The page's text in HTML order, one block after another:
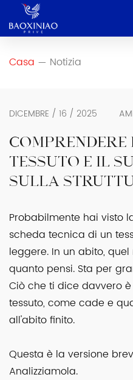
Casa — Notizia
DICEMBRE / 16 / 2025
COMPRENDERE
TESSUTO E IL
SULLA
Probabilmente hai visto
scheda tecnica di un
leggere. In un abito,
quanto pensi. Sta per
Ciò che ti dice davvero
tessuto, come cade e
all'abito finito.
Questa è la versione
Analizziamola.
OEM e ODM
Servizio
Prodotto
Blog